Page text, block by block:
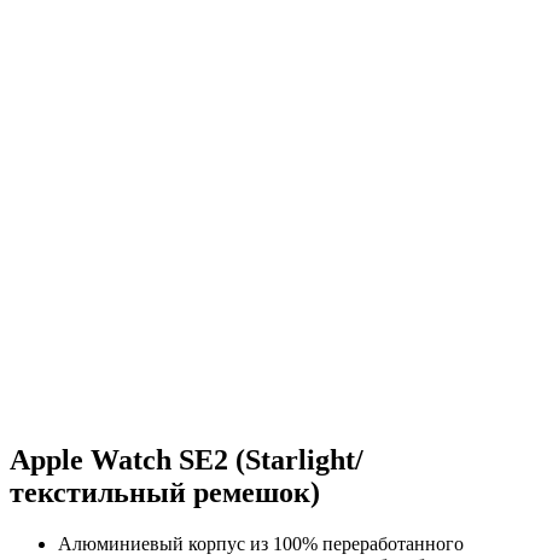
Apple Watch SE2 (Starlight/
текстильный ремешок)
Алюминиевый корпус из 100% переработанного